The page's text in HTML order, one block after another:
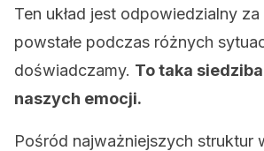
Ten układ jest odpowiedzialny za
powstałe podczas różnych
doświadczamy. To taka siedziba
naszych emocji.
Pośród najważniejszych struktur